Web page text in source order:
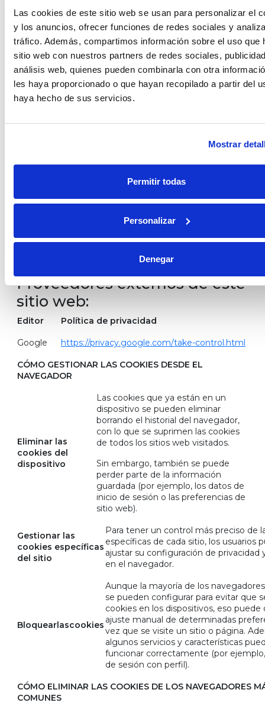
Las cookies de este sitio web se usan para personalizar el
y los anuncios, ofrecer funciones de redes sociales y
tráfico. Además, compartimos información sobre el uso que
sitio web con nuestros partners de redes sociales,
análisis web, quienes pueden combinarla con otra
les haya proporcionado o que hayan recopilado a partir del
haya hecho de sus servicios.
Mostrar
Permitir todas
Personalizar
Denegar
gstatic.com CONSENT
Rastreador de
consentimiento
de cookies de
Google
en 16
vbtravelgroup.comCookieConsent
Cookie
necesaria para
la utilización de
sitio web
winter_session
las opciones y
sitio web
Los servicios de terceros son ajenos al control del editor.
Los proveedores pueden modificar en todo momento
Proveedores externos de este
sitio web:
Editor Política de privacidad
Google https://privacy.google.com/take-control.html
CÓMO GESTIONAR LAS COOKIES DESDE EL
NAVEGADOR
Eliminar las
cookies del
dispositivo
Las cookies que ya están en un
dispositivo se pueden eliminar
borrando el historial del navegador,
con lo que se suprimen las cookies
de todos los sitios web visitados.
Sin embargo, también se puede
perder parte de la información
guardada (por ejemplo, los datos de
inicio de sesión o las preferencias de
sitio web).
Gestionar las
cookies específicas
del sitio
Para tener un control más preciso de
específicas de cada sitio, los usuarios
ajustar su configuración de privacidad
en el navegador.
Bloquearlascookies
Aunque la mayoría de los
se pueden configurar para evitar que
cookies en los dispositivos, eso puede
ajuste manual de determinadas
vez que se visite un sitio o página.
algunos servicios y características
funcionar correctamente (por
de sesión con perfil).
CÓMO ELIMINAR LAS COOKIES DE LOS NAVEGADORES
COMUNES